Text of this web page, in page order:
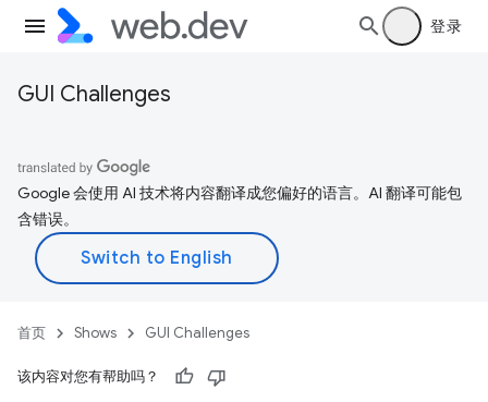
登录
GUI Challenges
Google 会使用 AI 技术将内容翻译成您偏好的语言。AI 翻译可能包
含错误。
首页 Shows GUI Challenges
该内容对您有帮助吗？